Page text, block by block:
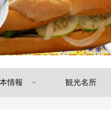
情報 観光名所